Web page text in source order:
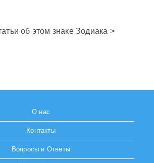
об этом знаке Зодиака >
О нас
Контакты
Вопросы и Ответы